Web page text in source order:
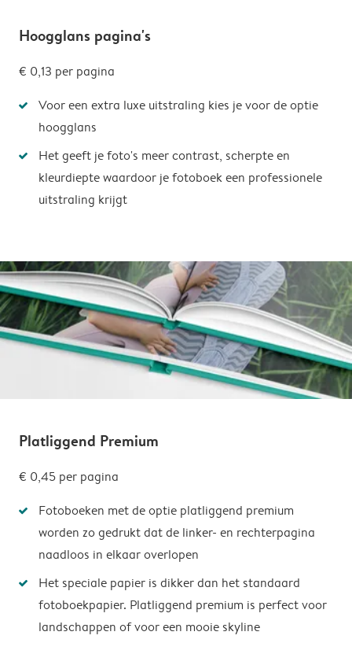
Hoogglans pagina's
€ 0,13 per pagina
Voor een extra luxe uitstraling kies je voor de optie
hoogglans
Het geeft je foto's meer contrast, scherpte en
kleurdiepte waardoor je fotoboek een professionele
uitstraling krijgt
Platliggend Premium
€ 0,45 per pagina
Fotoboeken met de optie platliggend premium
worden zo gedrukt dat de linker- en rechterpagina
naadloos in elkaar overlopen
Het speciale papier is dikker dan het standaard
fotoboekpapier. Platliggend premium is perfect voor
landschappen of voor een mooie skyline